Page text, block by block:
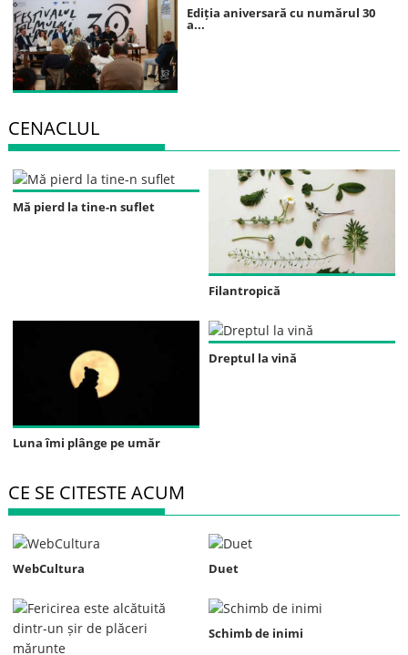
Ediția aniversară cu numărul 30
a...
CENACLUL
Mă pierd la tine-n suflet
Filantropică
Luna îmi plânge pe umăr
Dreptul la vină
CE SE CITESTE ACUM
WebCultura Duet
Schimb de inimi